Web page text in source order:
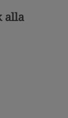
alla